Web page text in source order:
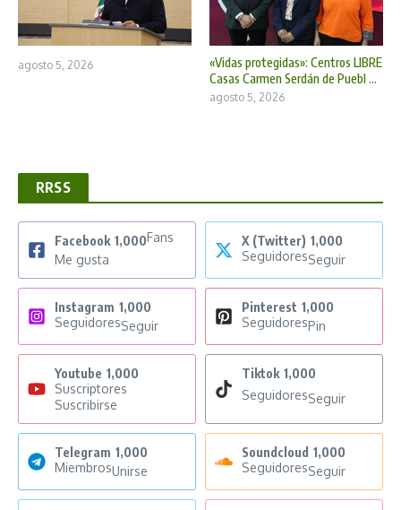
agosto 5, 2026
«Vidas protegidas»: Centros LIBRE
Casas Carmen Serdán de Puebl ...
agosto 5, 2026
RRSS
Facebook 1,000Fans
Me gusta
X (Twitter) 1,000
SeguidoresSeguir
Instagram 1,000
SeguidoresSeguir
Pinterest 1,000
SeguidoresPin
Youtube 1,000
Suscriptores
Suscribirse
Tiktok 1,000
SeguidoresSeguir
Telegram 1,000
MiembrosUnirse
Soundcloud 1,000
SeguidoresSeguir